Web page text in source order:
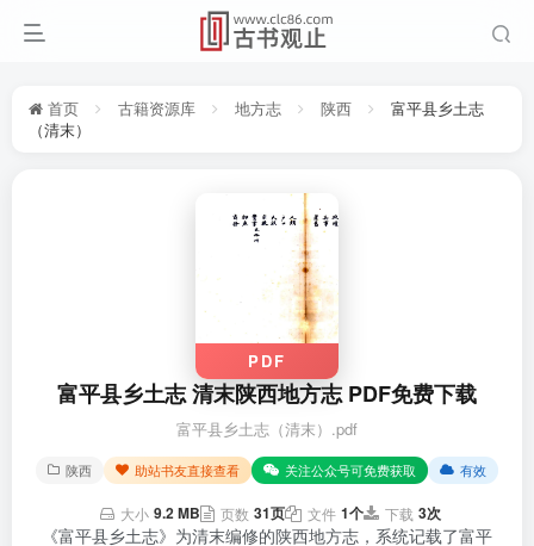
首页 古籍资源库 地方志 陕西
富平县乡土志
（清末）
PDF
富平县乡土志 清末陕西地方志 PDF免费下载
富平县乡土志（清末）.pdf
陕西 助站书友直接查看 关注公众号可免费获取 有效
大小 9.2 MB 页数 31页 文件 1个 下载 3次
《富平县乡土志》为清末编修的陕西地方志，系统记载了富平